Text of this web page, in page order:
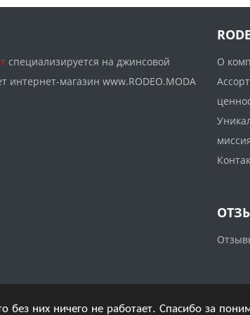
них ничего не работает. Спасибо за
специализируется на джинсовой
интернет-магазин www.RODEO.MODA
О